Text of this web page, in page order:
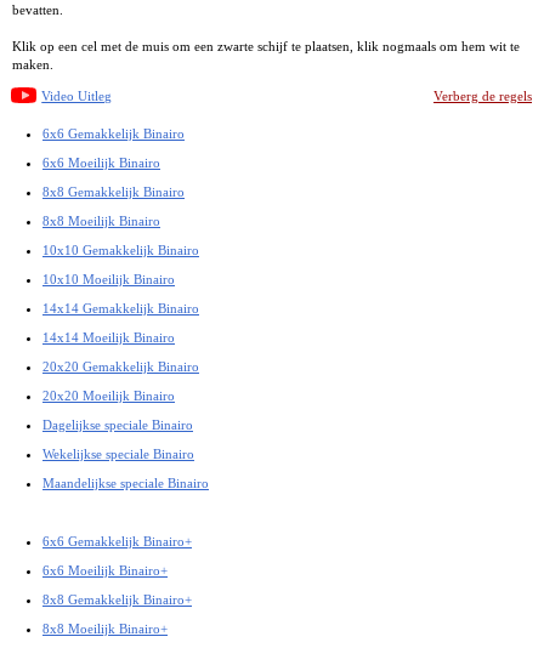
bevatten.
Klik op een cel met de muis om een zwarte schijf te plaatsen, klik nogmaals om hem wit te
maken.
Video Uitleg Verberg de regels
6x6 Gemakkelijk Binairo
6x6 Moeilijk Binairo
8x8 Gemakkelijk Binairo
8x8 Moeilijk Binairo
10x10 Gemakkelijk Binairo
10x10 Moeilijk Binairo
14x14 Gemakkelijk Binairo
14x14 Moeilijk Binairo
20x20 Gemakkelijk Binairo
20x20 Moeilijk Binairo
Dagelijkse speciale Binairo
Wekelijkse speciale Binairo
Maandelijkse speciale Binairo
6x6 Gemakkelijk Binairo+
6x6 Moeilijk Binairo+
8x8 Gemakkelijk Binairo+
8x8 Moeilijk Binairo+